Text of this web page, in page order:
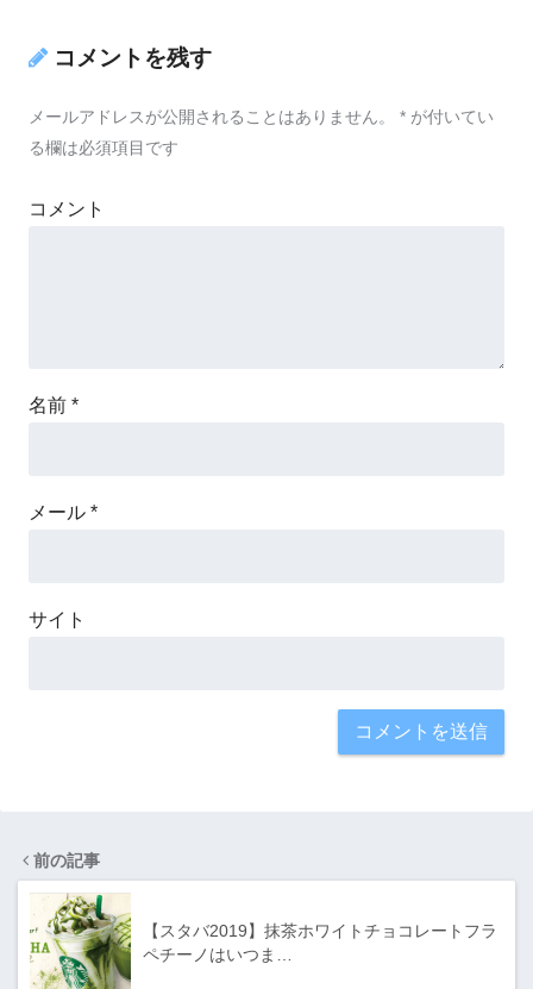
コメントを残す
メールアドレスが公開されることはありません。 * が付いてい
る欄は必須項目です
コメント
名前 *
メール *
サイト
前の記事
【スタバ2019】抹茶ホワイトチョコレートフラ
ペチーノはいつま…